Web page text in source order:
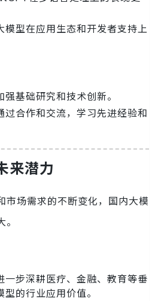
模型在应用生态和开发者支持上
强基础研究和技术创新。
过合作和交流，学习先进经验和
来潜力
市场需求的不断变化，国内大模
一步深耕医疗、金融、教育等垂
的行业应用价值。